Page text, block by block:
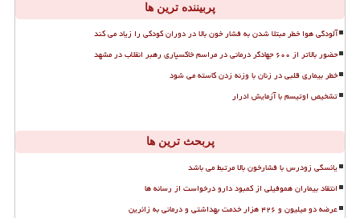
پربیننده ترین ها
آلودگی هوا خطر مبتلا شدن به فشار خون بالا در دوران کودکی را زیاد می کند
حضور بالاتر از ۶۰۰ جهادگر درمانی در مراسم خاکسپاری رهبر انقلاب در مشهد
خطر بیماری قلبی در زنان با وزنه زدن کاسته می شود
تشخیص اوتیسم با آزمایش ادرار
پربحث ترین ها
یائسگی زودرس با فشارخون بالا مرتبط می باشد
انتقاد بیماران هموفیلی از کمبود دارو درخواست از رسانه ها
عرضه دو میلیون و ۴۲۶ هزار خدمت بهداشتی و درمانی به زائرین